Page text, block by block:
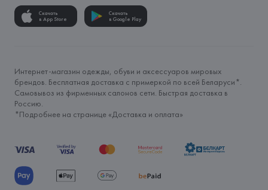
Скачать
в App Store
Скачать
в Google Play
Интернет-магазин одежды, обуви и аксессуаров мировых
брендов. Бесплатная доставка с примеркой по всей Беларуси*.
Самовывоз из фирменных салонов сети. Быстрая доставка в
Россию.
*Подробнее на странице «Доставка и оплата»